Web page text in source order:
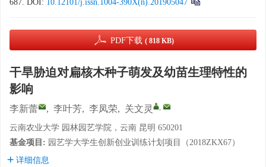
687. DOI: 10.12101/j.issn.1004-390X(n).201905047
PDF下载 ( 818 KB)
干旱胁迫对扁核木种子萌发及幼苗生理特性的
影响
李新蕾 , 李叶芳, 李凤荣, 关文灵 ,
云南农业大学 园林园艺学院，云南 昆明 650201
基金项目: 园艺学大学生创新创业训练计划项目（2018ZKX67）
详细信息